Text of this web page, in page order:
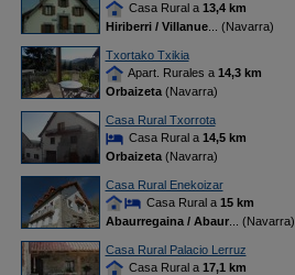
Casa Rural a 13,4 km
Hiriberri / Villanue... (Navarra)
Txortako Txikia
Apart. Rurales a 14,3 km
Orbaizeta(Navarra)
Casa Rural Txorrota
Casa Rural a 14,5 km
Orbaizeta(Navarra)
Casa Rural Enekoizar
Casa Rural a 15 km
Abaurregaina / Abaur... (Navarra)
Casa Rural Palacio Lerruz
Casa Rural a 17,1 km